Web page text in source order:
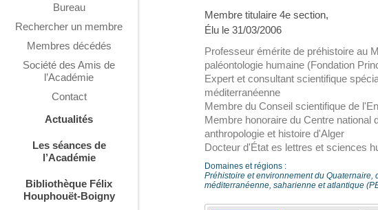
Bureau
Rechercher un membre
Membres décédés
Société des Amis de
l’Académie
Contact
Actualités
Les séances de
l’Académie
Bibliothèque Félix
Houphouët-Boigny
Membre titulaire 4e section,
Élu le 31/03/2006
Professeur émérite de préhistoire au
paléontologie humaine (Fondation
Expert et consultant scientifique
méditerranéenne
Membre du Conseil scientifique de
Membre honoraire du Centre national
anthropologie et histoire d'Alger
Docteur d'État es lettres et sciences
Domaines et régions :
Préhistoire et environnement du Quaternaire,
méditerranéenne, saharienne et atlantique